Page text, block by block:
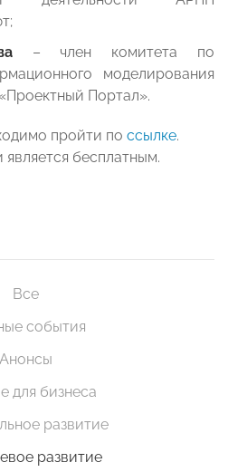
– член комитета по
моделирования
Портал».
пройти по ссылке.
бесплатным.
Все
события
Анонсы
для бизнеса
развитие
развитие